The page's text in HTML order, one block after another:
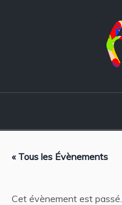
« Tous les Évènements
Cet évènement est passé.